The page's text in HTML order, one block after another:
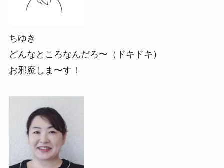
ちゆき
どんなところなんだろ〜（ドキドキ）
お邪魔しま〜す！